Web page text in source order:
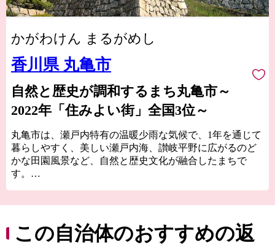
かがわけん まるがめし
香川県 丸亀市
自然と歴史が調和するまち丸亀市～
2022年「住みよい街」全国3位～
丸亀市は、瀬戸内特有の温暖少雨な気候で、1年を通じて
暮らしやすく、美しい瀬戸内海、讃岐平野に広がるのど
かな田園風景など、自然と歴史文化が融合したまちで
す。
豊かな自然と長い歴史、そこで培われた多様な文化や特
産品など多くの資源に恵まれており、中讃地域の中心市
この自治体のおすすめの返